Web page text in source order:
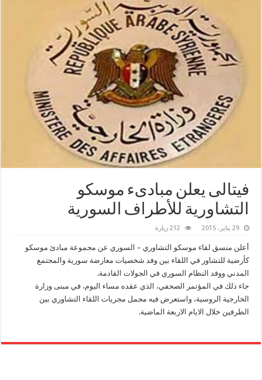
فيتالى يعلن مبادىء موسكو
التشاورية للأطراف السورية
29 يناير، 2015 212 زيارة
أعلن منسق لقاء ‫موسكو‬ التشاوري – السوري عن مجموعة مبادئ موسكو
كأرضية للتشاور في اللقاء بين وفد شخصيات معارضة سورية والمجتمع
المدني ووفد النظام السوري في الجولات القادمة.
جاء ذلك في المؤتمر الصحفي، الذي عقده مساء اليوم، في مبنى وزارة
الخارجية الروسية، واستعرض فيه مجمل مجريات اللقاء التشاوري بين
الطرفين خلال الايام الاربعة الماضية.